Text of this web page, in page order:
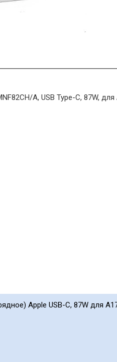
A, USB Type-C, 87W,
Apple USB-C, 87W для